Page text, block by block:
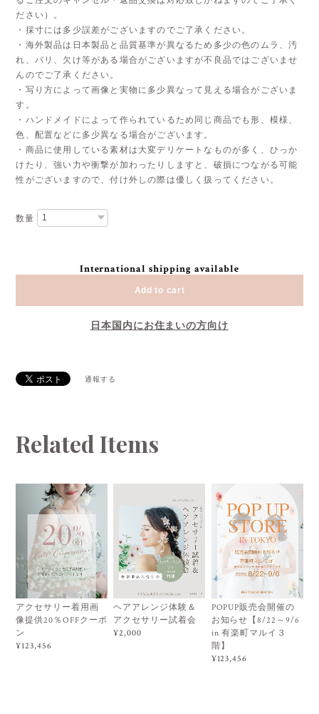
ださい）。
・採寸には多少誤差がございますのでご了承ください。
・海外製品は日本製品と品質基準が異なるため多少の色のムラ、汚
れ、バリ、欠け等がある場合がございますが不良品ではございませ
んのでご了承ください。
・写り方によって画像と実物に多少異なって見える場合がございま
す。
・ハンドメイドによって作られているため同じ商品でも形、模様、
色、配置などに多少異なる場合がございます。
・商品に使用している素材は大変デリケートなものが多く、ひっか
けたり、強い力や衝撃が加わったりしますと、破損につながる可能
性がございますので、付け外しの際は優しく扱ってください。
数量
International shipping available
Add to cart
日本国内にお住まいの方向け
通報する
Related Items
アクセサリー着用画
像提供20％OFFクーポ
ン
¥123,456
ヘアアレンジ体験＆
アクセサリー試着会
¥2,000
POPUP販売会開催の
お知らせ【8/22～9/6
in 有楽町マルイ３
階】
¥123,456